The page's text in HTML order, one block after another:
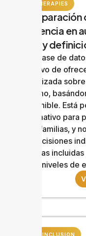
AUTHERAPIES
evidencia en
línea y
Esta base de
objetivo de
actualizada
autismo,
disponible. Está
informativo para
y sus familias, y
las decisiones
terapias
cinco niveles de
RAEL INCLUSION